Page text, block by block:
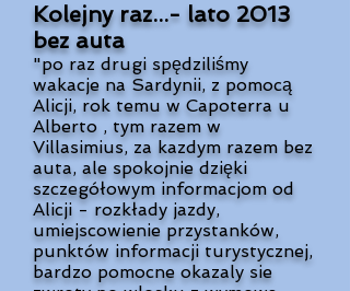
Kolejny raz...- lato 2013
bez auta
"po raz drugi spędziliśmy
wakacje na Sardynii, z pomocą
Alicji, rok temu w Capoterra u
Alberto , tym razem w
Villasimius, za kazdym razem bez
auta, ale spokojnie dzięki
szczegółowym informacjom od
Alicji - rozkłady jazdy,
umiejscowienie przystanków,
punktów informacji turystycznej,
bardzo pomocne okazaly sie